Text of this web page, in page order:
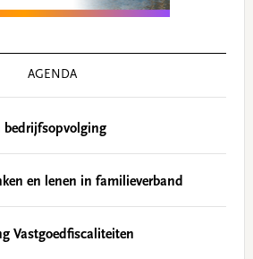
AGENDA
bedrijfsopvolging
en lenen in familieverband
Vastgoedfiscaliteiten